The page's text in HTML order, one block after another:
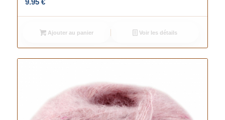
Ajouter au panier Voir les détails